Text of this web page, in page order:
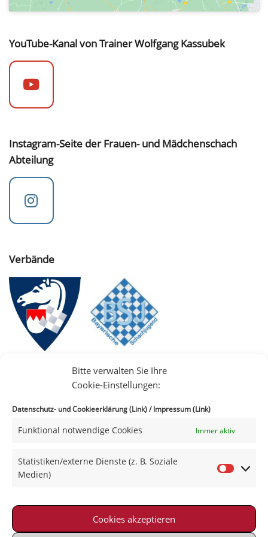
Bitte verwalten Sie Ihre
Cookie-Einstellungen:
Datenschutz- und Cookieerklärung (Link)/Impressum (Link)
Funktional notwendige Cookies Immer aktiv
Statistiken/externe Dienste (z. B. Soziale
Medien)
Cookies akzeptieren
YouTube-Kanal von Trainer Wolfgang Kassubek
Instagram-Seite der Frauen- und Mädchenschach
Abteilung
Verbände
|Datenschutz|Kontakt